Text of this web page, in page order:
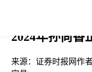
2024年孙尚香
来源： 证券时报网作者